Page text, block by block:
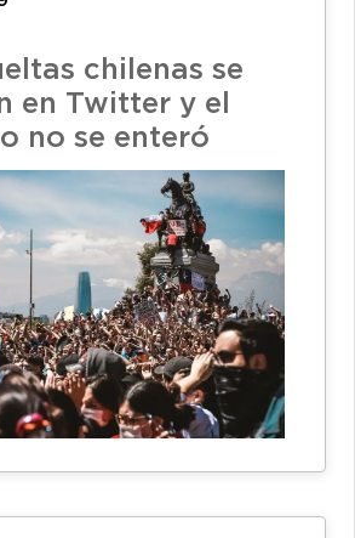
chilenas se
en Twitter y el
no se enteró